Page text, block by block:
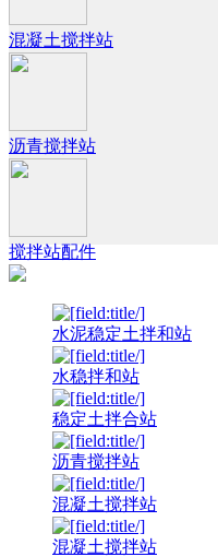
混凝土搅拌站
沥青搅拌站
搅拌站配件
水泥稳定土拌和站
水稳拌和站
稳定土拌合站
沥青搅拌站
混凝土搅拌站
混凝土搅拌站